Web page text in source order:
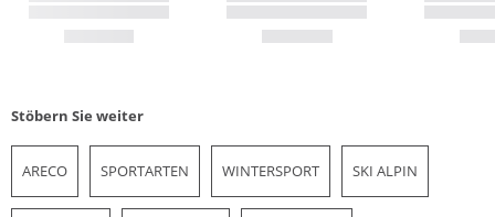
Stöbern Sie weiter
ARECO SPORTARTEN WINTERSPORT SKI ALPIN